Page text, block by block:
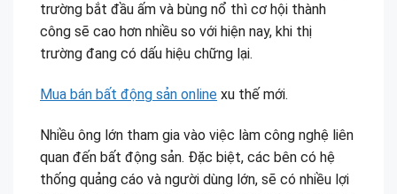
trường bắt đầu ấm và bùng nổ thì cơ hội thành
công sẽ cao hơn nhiều so với hiện nay, khi thị
trường đang có dấu hiệu chững lại.
Mua bán bất động sản online xu thế mới.
Nhiều ông lớn tham gia vào việc làm công nghệ liên
quan đến bất động sản. Đặc biệt, các bên có hệ
thống quảng cáo và người dùng lớn, sẽ có nhiều lợi